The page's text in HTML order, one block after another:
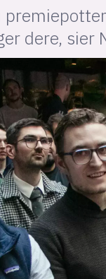
dere, sier